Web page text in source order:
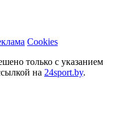
Cookies
только с указанием
на 24sport.by.